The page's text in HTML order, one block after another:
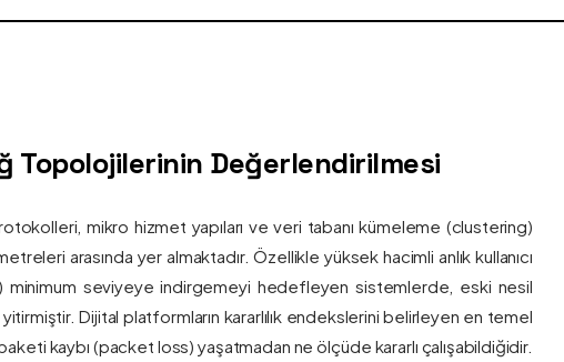
Topolojilerinin Değerlendirilmesi
mikro hizmet yapıları ve veri tabanı kümeleme (clustering)
arasında yer almaktadır. Özellikle yüksek hacimli anlık kullanıcı
seviyeye indirgemeyi hedefleyen sistemlerde, eski nesil
Dijital platformların kararlılık endekslerini belirleyen en temel
kaybı (packet loss) yaşatmadan ne ölçüde kararlı çalışabildiğidir.